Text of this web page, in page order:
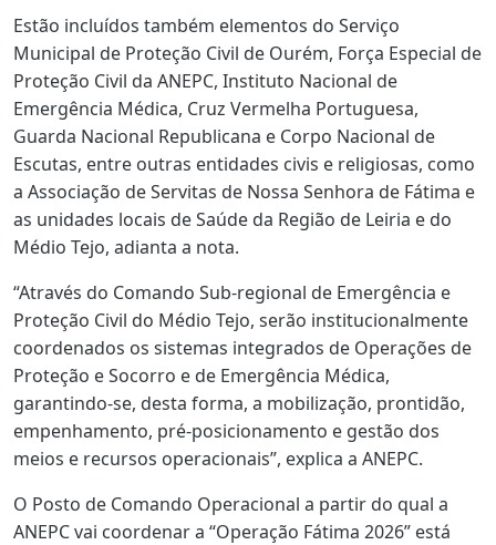
Estão incluídos também elementos do Serviço
Municipal de Proteção Civil de Ourém, Força Especial de
Proteção Civil da ANEPC, Instituto Nacional de
Emergência Médica, Cruz Vermelha Portuguesa,
Guarda Nacional Republicana e Corpo Nacional de
Escutas, entre outras entidades civis e religiosas, como
a Associação de Servitas de Nossa Senhora de Fátima e
as unidades locais de Saúde da Região de Leiria e do
Médio Tejo, adianta a nota.
“Através do Comando Sub-regional de Emergência e
Proteção Civil do Médio Tejo, serão institucionalmente
coordenados os sistemas integrados de Operações de
Proteção e Socorro e de Emergência Médica,
garantindo-se, desta forma, a mobilização, prontidão,
empenhamento, pré-posicionamento e gestão dos
meios e recursos operacionais”, explica a ANEPC.
O Posto de Comando Operacional a partir do qual a
ANEPC vai coordenar a “Operação Fátima 2026” está